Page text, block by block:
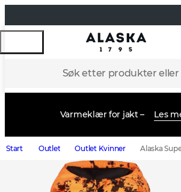
Søk etter produkter
Varmeklær for jakt – Les
Start Outlet Outlet Kvinner Alaska